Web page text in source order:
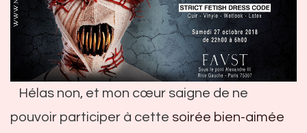
Hélas non, et mon cœur saigne de ne
pouvoir participer à cette soirée bien-aimée